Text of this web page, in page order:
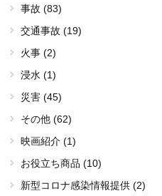
事故 (83)
交通事故 (19)
火事 (2)
浸水 (1)
災害 (45)
その他 (62)
映画紹介 (1)
お役立ち商品 (10)
新型コロナ感染情報提供 (2)